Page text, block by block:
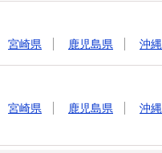
宮崎県 鹿児島県 沖
宮崎県 鹿児島県 沖